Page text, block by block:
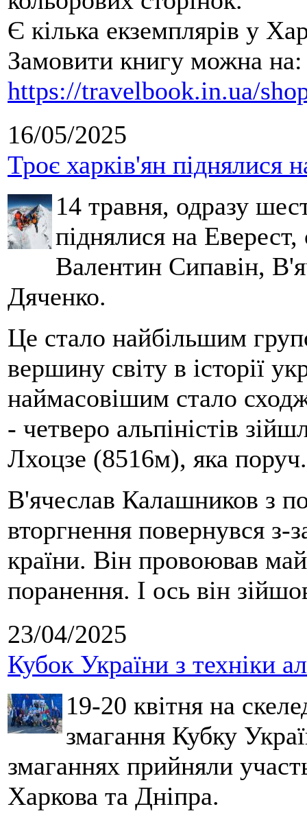
Є кілька екземплярів у
Замовити книгу можна на:
https://travelbook.in.ua/
16/05/2025
Троє харків'ян піднялися
14 травня, одразу
піднялися на
Валентин Сипавін,
Дяченко.
Це стало найбільшим
вершину світу в історії
наймасовішим стало
- четверо альпіністів
Лхоцзе (8516м), яка
В'ячеслав Калашников з
вторгнення повернувся з-
країни. Він провоював
поранення. І ось він
23/04/2025
Кубок України з техніки
19-20 квітня на
змагання Кубку
змаганнях прийняли
Харкова та Дніпра.